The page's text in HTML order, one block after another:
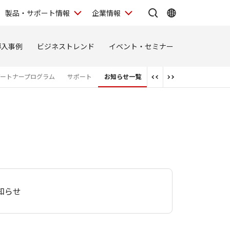
製品・サポート情報 企業情報
事例 ビジネストレンド イベント・セミナー
トナープログラム サポート お知らせ一覧
らせ